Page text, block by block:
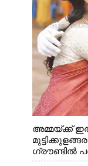
അമ്മയ്ക്ക്
ഗ്രൗണ്ടിൽ